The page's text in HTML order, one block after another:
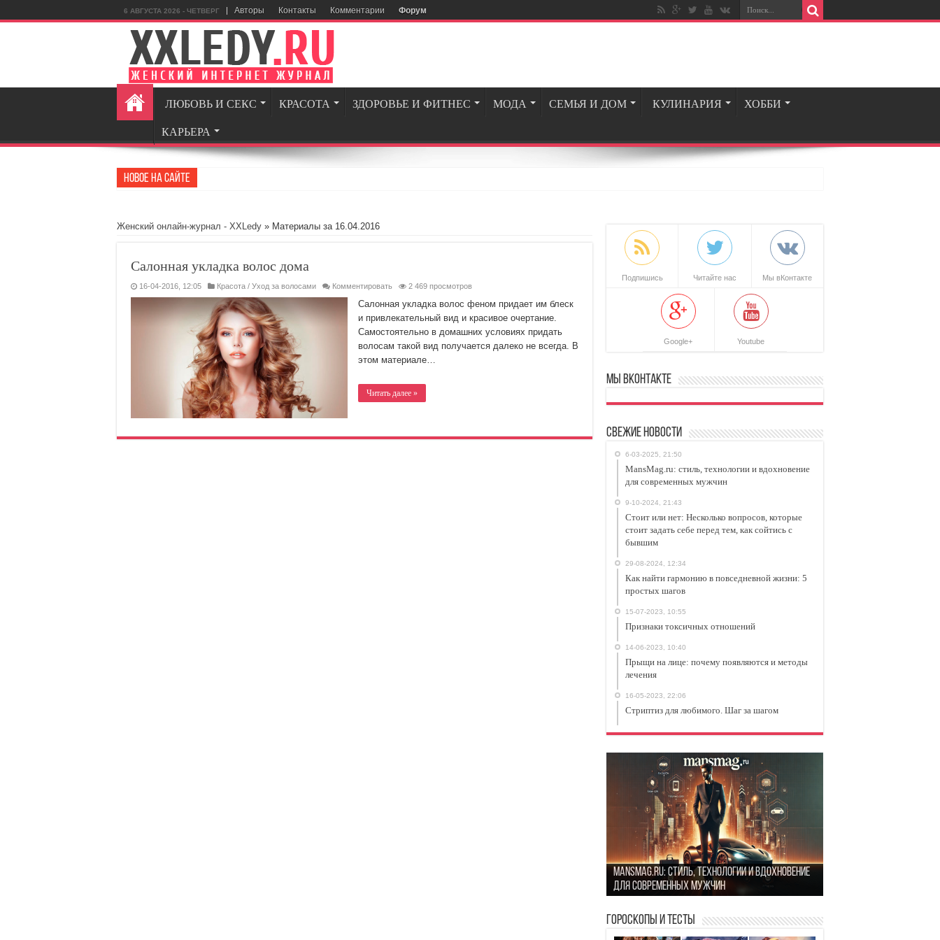
6 АВГУСТА 2026 - ЧЕТВЕРГ Авторы Контакты Комментарии Форум
ЛЮБОВЬ И СЕКС КРАСОТА ЗДОРОВЬЕ И ФИТНЕС МОДА СЕМЬЯ И ДОМ КУЛИНАРИЯ ХОББИ
КАРЬЕРА
Новое на сайте
Женский онлайн-журнал - XXLedy » Материалы за 16.04.2016
Салонная укладка волос дома
16-04-2016, 12:05 Красота / Уход за волосами Комментировать 2 469 просмотров
Салонная укладка волос феном придает им блеск
и привлекательный вид и красивое очертание.
Самостоятельно в домашних условиях придать
волосам такой вид получается далеко не всегда. В
этом материале…
Читать далее »
Подпишись Читайте нас Мы вКонтакте
Google+ Youtube
Мы ВКонтакте
Свежие новости
6-03-2025, 21:50
MansMag.ru: стиль, технологии и вдохновение
для современных мужчин
9-10-2024, 21:43
Стоит или нет: Несколько вопросов, которые
стоит задать себе перед тем, как сойтись с
бывшим
29-08-2024, 12:34
Как найти гармонию в повседневной жизни: 5
простых шагов
15-07-2023, 10:55
Признаки токсичных отношений
14-06-2023, 10:40
Прыщи на лице: почему появляются и методы
лечения
16-05-2023, 22:06
Стриптиз для любимого. Шаг за шагом
MansMag.ru: стиль, технологии и вдохновение
для современных мужчин
Стоит или нет: Несколько вопросов, которые
стоит задать себе перед тем, как сойтись с
бывшим
Как найти гармонию в повседневной жизни: 5
простых шагов
Признаки токсичных отношений
Гороскопы и Тесты